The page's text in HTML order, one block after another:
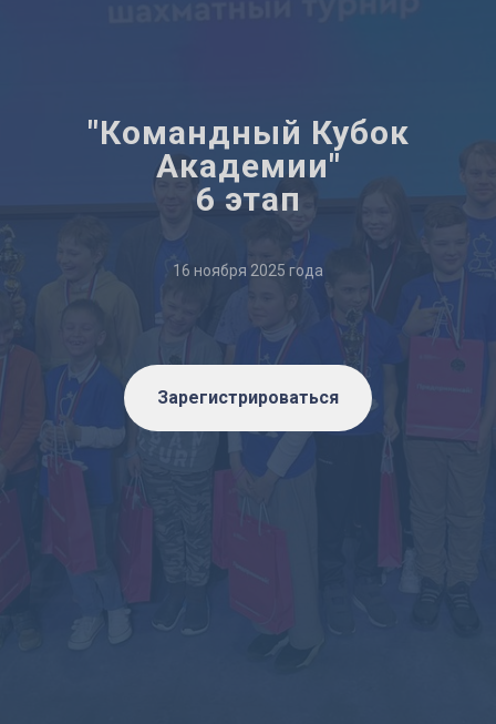
"Командный Кубок
Академии"
6 этап
16 ноября 2025 года
Зарегистрироваться